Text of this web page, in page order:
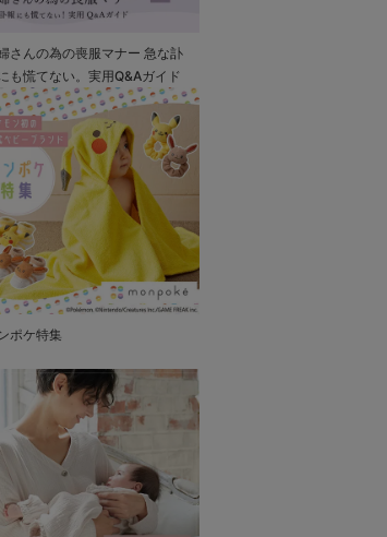
さんの為の喪服マナー 急な訃
も慌てない。実用Q&Aガイド
ポケ特集